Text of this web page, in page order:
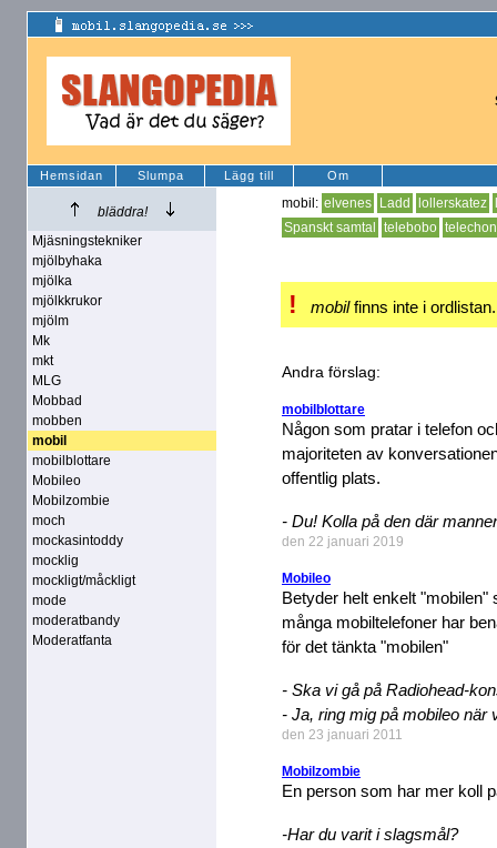
Hemsidan Slumpa Lägg till Om
bläddra!
Mjäsningstekniker
mjölbyhaka
mjölka
mjölkkrukor
mjölm
Mk
mkt
MLG
Mobbad
mobben
mobil
mobilblottare
Mobileo
Mobilzombie
moch
mockasintoddy
mocklig
mockligt/måckligt
mode
moderatbandy
Moderatfanta
mobil: elvenes Ladd lollerskatez
Spanskt samtal
telebobo
! mobilfinns inte i
Andra förslag:
mobilblottare
Någon som pratar i telefon
majoriteten av
offentlig plats.
- Du! Kolla på den där
den 22 januari 2019
Mobileo
Betyder helt enkelt "mobilen"
många mobiltelefoner har
för det tänkta "mobilen"
- Ska vi gå på Radiohead-
- Ja, ring mig på mobileo när
den 23 januari 2011
Mobilzombie
En person som har mer koll
-Har du varit i slagsmål?